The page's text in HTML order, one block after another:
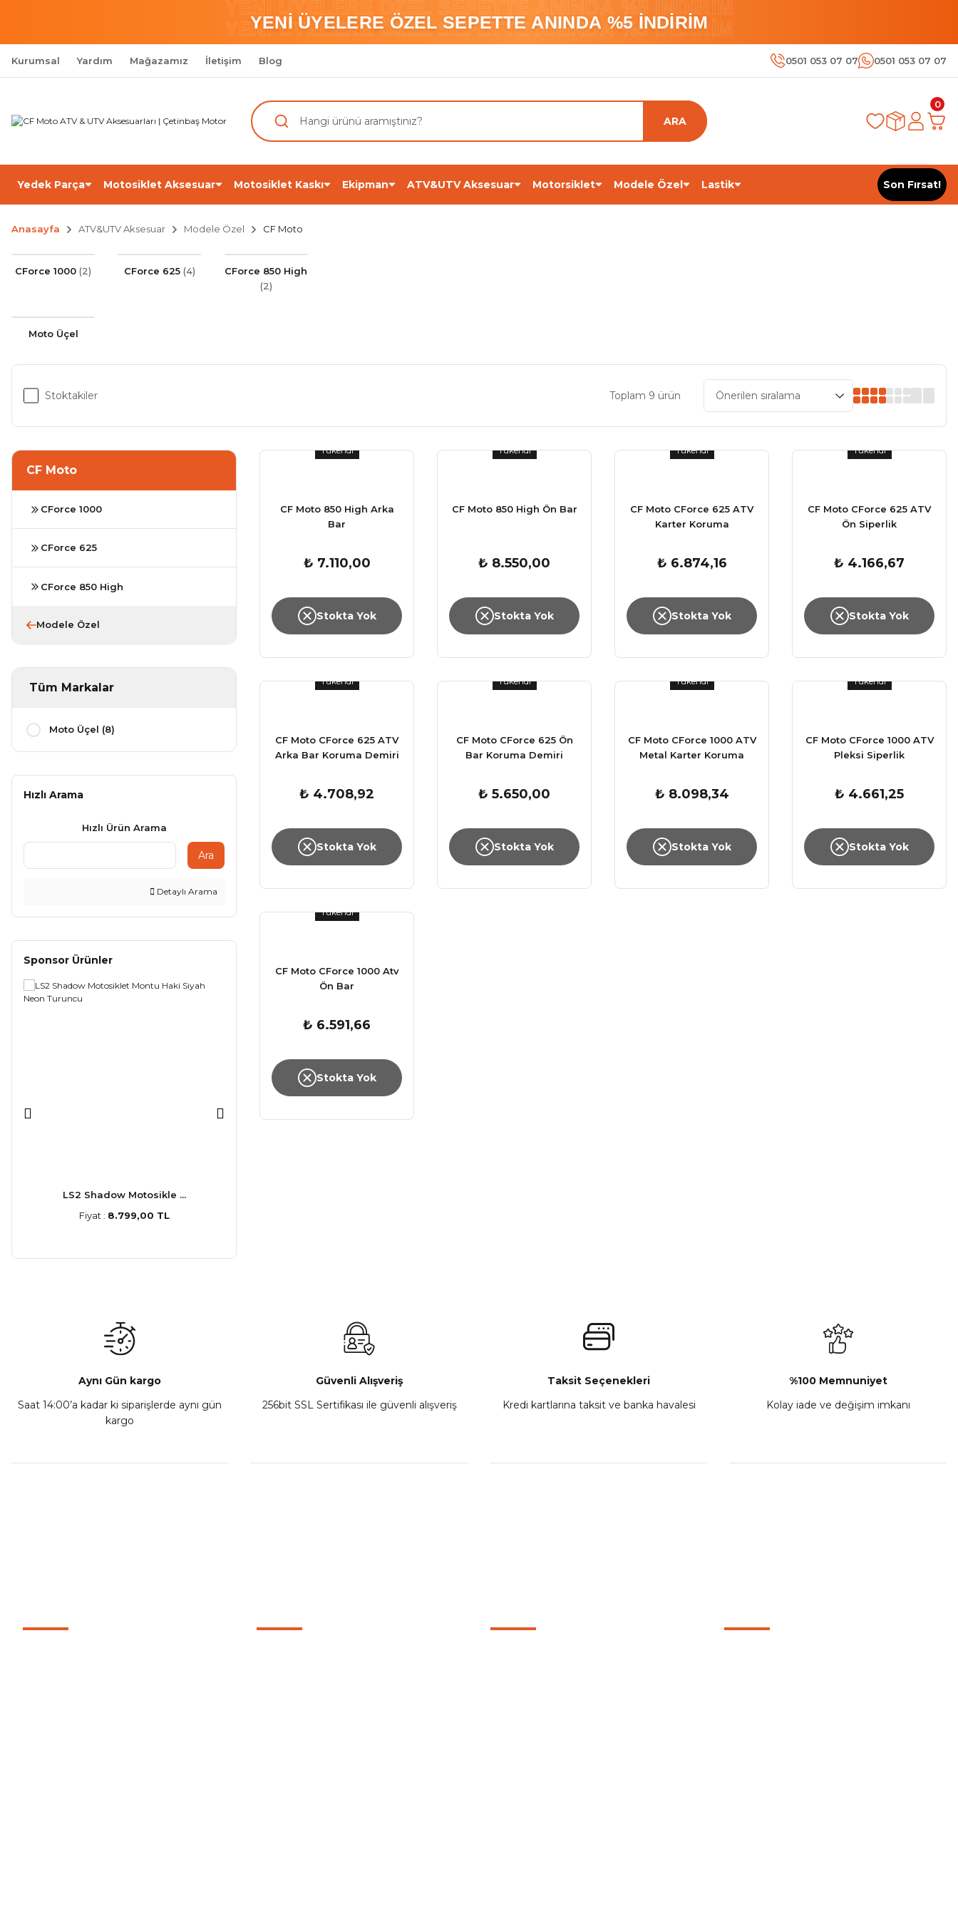
YENİ ÜYELERE ÖZEL SEPETTE ANINDA %5 İNDİRİM
YENİ ÜYELERE ÖZEL SEPETTE ANINDA %5 İNDİRİM
YENİ ÜYELERE ÖZEL SEPETTE ANINDA %5 İNDİRİM
Kurumsal Yardım Mağazamız İletişim Blog 0501 053 07 07 0501 053 07 07
ARA
0
Yedek Parça Motosiklet Aksesuar Motosiklet Kaskı Ekipman ATV&UTV Aksesuar Motorsiklet Modele Özel Lastik Son Fırsat!
Anasayfa ATV&UTV Aksesuar Modele Özel CF Moto
CForce 1000(2) CForce 625 (4)
CForce 850 High
(2)
Moto Üçel
Stoktakiler Toplam 9 ürün
CF Moto
CForce 1000
CForce 625
CForce 850 High
Modele Özel
Tüm Markalar
Moto Üçel (8)
Hızlı Arama
Hızlı Ürün Arama
Ara
Detaylı Arama
Sponsor Ürünler
LS2 Shadow Motosikle ...
Fiyat : 8.799,00 TL
Tükendi
CF Moto 850 High Arka
Bar
₺ 7.110,00
Stokta Yok
Tükendi
CF Moto 850 High Ön Bar
₺ 8.550,00
Stokta Yok
Tükendi
CF Moto CForce 625 ATV
Karter Koruma
₺ 6.874,16
Stokta Yok
Tükendi
CF Moto CForce 625 ATV
Ön Siperlik
₺ 4.166,67
Stokta Yok
Tükendi
CF Moto CForce 625 ATV
Arka Bar Koruma Demiri
₺ 4.708,92
Stokta Yok
Tükendi
CF Moto CForce 625 Ön
Bar Koruma Demiri
₺ 5.650,00
Stokta Yok
Tükendi
CF Moto CForce 1000 ATV
Metal Karter Koruma
₺ 8.098,34
Stokta Yok
Tükendi
CF Moto CForce 1000 ATV
Pleksi Siperlik
₺ 4.661,25
Stokta Yok
Tükendi
CF Moto CForce 1000 Atv
Ön Bar
₺ 6.591,66
Stokta Yok
Aynı Gün kargo
Saat 14:00’a kadar ki siparişlerde aynı gün
kargo
Güvenli Alışveriş
256bit SSL Sertifikası ile güvenli alışveriş
Taksit Seçenekleri
Kredi kartlarına taksit ve banka havalesi
%100 Memnuniyet
Kolay iade ve değişim imkanı